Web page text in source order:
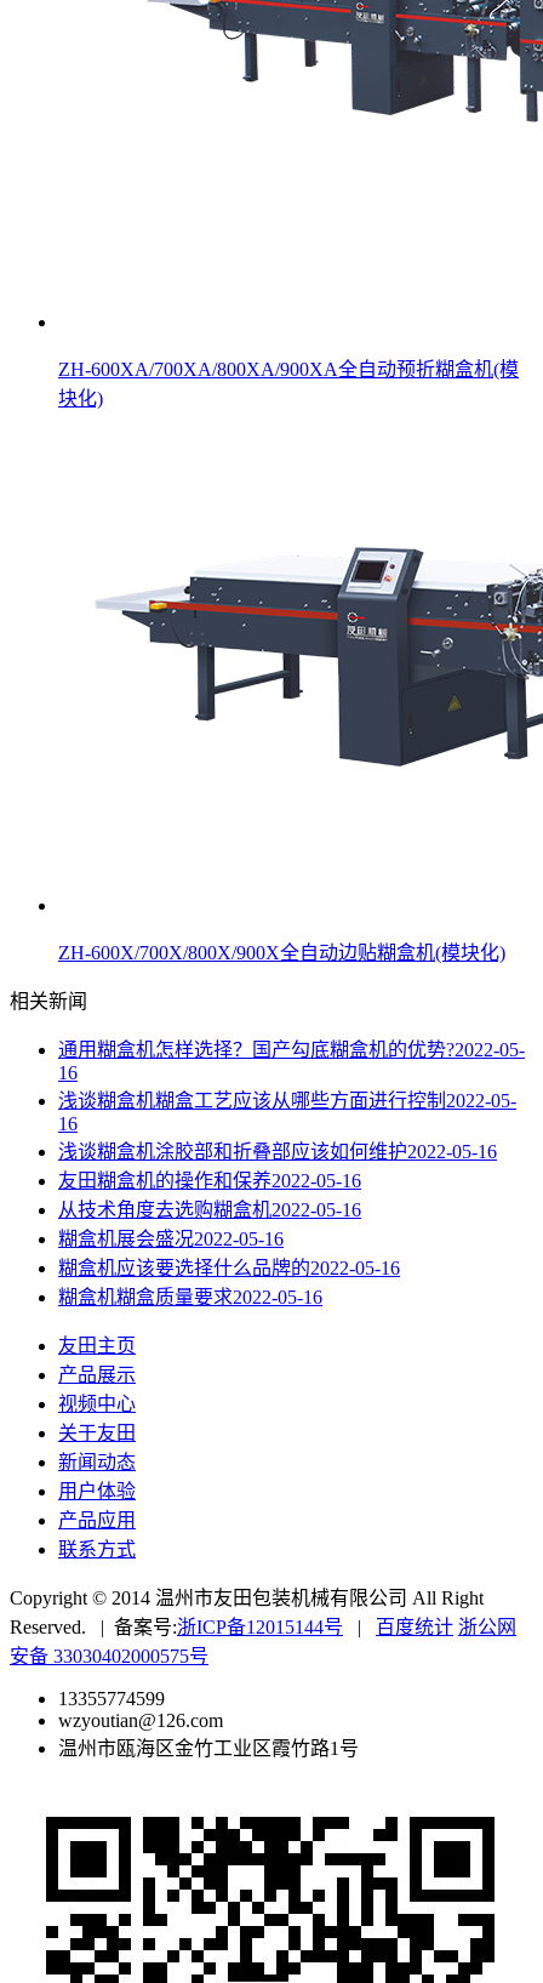
ZH-600XA/700XA/800XA/900XA全自动预折糊盒机(模
块化)
ZH-600X/700X/800X/900X全自动边贴糊盒机(模块化)
相关新闻
通用糊盒机怎样选择？国产勾底糊盒机的优势?2022-05-
16
浅谈糊盒机糊盒工艺应该从哪些方面进行控制 2022-05-
16
浅谈糊盒机涂胶部和折叠部应该如何维护2022-05-16
友田糊盒机的操作和保养2022-05-16
从技术角度去选购糊盒机2022-05-16
糊盒机展会盛况2022-05-16
糊盒机应该要选择什么品牌的2022-05-16
糊盒机糊盒质量要求2022-05-16
友田主页
产品展示
视频中心
关于友田
新闻动态
用户体验
产品应用
联系方式
Copyright © 2014 温州市友田包装机械有限公司 All Right
Reserved. | 备案号:浙ICP备12015144号 | 百度统计 浙公网
安备 33030402000575号
13355774599
wzyoutian@126.com
温州市瓯海区金竹工业区霞竹路1号